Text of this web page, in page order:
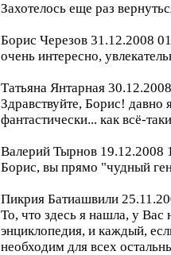
Захотелось еще раз
Борис Черезов 31.12.2008
очень интересно,
Татьяна Янтарная
Здравствуйте, Борис! давно
фантастически... как всё-
Валерий Тырнов 19.12.2008
Борис, вы прямо "чудный
Пикрия Батиашвили
То, что здесь я нашла, у Вас
энциклопедия, и каждый,
необходим для всех